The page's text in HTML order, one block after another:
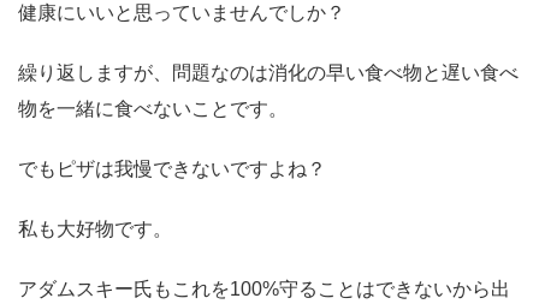
健康にいいと思っていませんでしか？
繰り返しますが、問題なのは消化の早い食べ物と遅い食べ
物を一緒に食べないことです。
でもピザは我慢できないですよね？
私も大好物です。
アダムスキー氏もこれを100%守ることはできないから出